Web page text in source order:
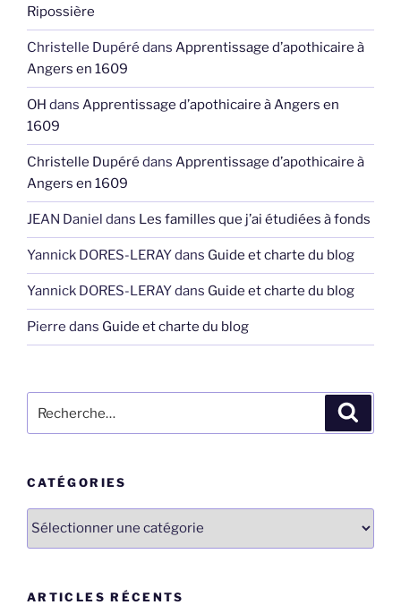
Ripossière
Christelle Dupéré dans Apprentissage d’apothicaire à
Angers en 1609
OH dans Apprentissage d’apothicaire à Angers en
1609
Christelle Dupéré dans Apprentissage d’apothicaire à
Angers en 1609
JEAN Daniel dans Les familles que j’ai étudiées à fonds
Yannick DORES-LERAYdans Guide et charte du blog
Yannick DORES-LERAYdans Guide et charte du blog
Pierre dans Guide et charte du blog
pour
CATÉGORIES
Catégories
ARTICLES RÉCENTS